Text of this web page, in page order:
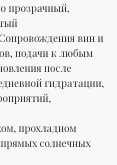
прозрачный,
вин и
подачи к любым
после
гидратации,
прохладном
солнечных